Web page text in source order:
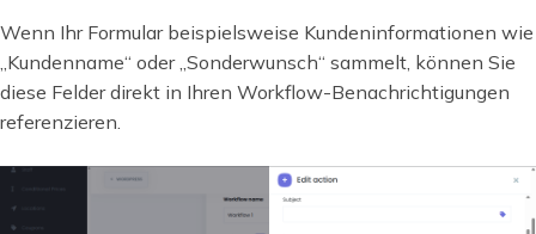
Wenn Ihr Formular beispielsweise Kundeninformationen wie
„Kundenname“ oder „Sonderwunsch“ sammelt, können Sie
diese Felder direkt in Ihren Workflow-Benachrichtigungen
referenzieren.